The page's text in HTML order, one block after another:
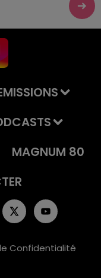
MAGNUM 80
Confidentialité